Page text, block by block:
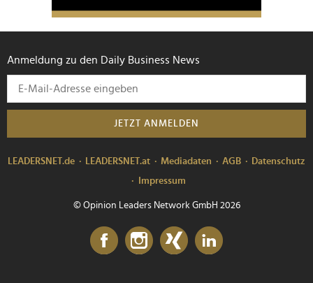
Anmeldung zu den Daily Business News
JETZT ANMELDEN
LEADERSNET.de LEADERSNET.at Mediadaten AGB
Datenschutz
Impressum
© Opinion Leaders Network GmbH 2026